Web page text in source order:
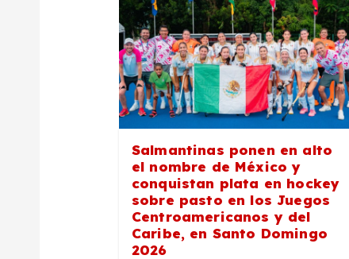
Salmantinas ponen en alto
el nombre de México y
conquistan plata en hockey
sobre pasto en los Juegos
Centroamericanos y del
Caribe, en Santo Domingo
2026